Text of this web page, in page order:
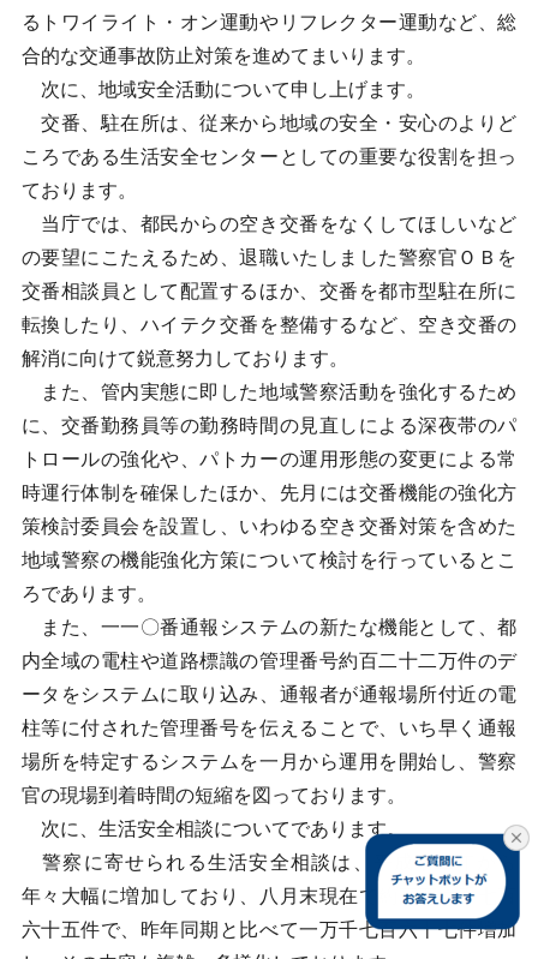
るトワイライト・オン運動やリフレクター運動など、総
合的な交通事故防止対策を進めてまいります。
次に、地域安全活動について申し上げます。
交番、駐在所は、従来から地域の安全・安心のよりど
ころである生活安全センターとしての重要な役割を担っ
ております。
当庁では、都民からの空き交番をなくしてほしいなど
の要望にこたえるため、退職いたしました警察官ＯＢを
交番相談員として配置するほか、交番を都市型駐在所に
転換したり、ハイテク交番を整備するなど、空き交番の
解消に向けて鋭意努力しております。
また、管内実態に即した地域警察活動を強化するため
に、交番勤務員等の勤務時間の見直しによる深夜帯のパ
トロールの強化や、パトカーの運用形態の変更による常
時運行体制を確保したほか、先月には交番機能の強化方
策検討委員会を設置し、いわゆる空き交番対策を含めた
地域警察の機能強化方策について検討を行っているとこ
ろであります。
また、一一〇番通報システムの新たな機能として、都
内全域の電柱や道路標識の管理番号約百二十二万件のデ
ータをシステムに取り込み、通報者が通報場所付近の電
柱等に付された管理番号を伝えることで、いち早く通報
場所を特定するシステムを一月から運用を開始し、警察
官の現場到着時間の短縮を図っております。
次に、生活安全相談についてであります。
警察に寄せられる生活安全相談は、平成十二年から
年々大幅に増加しており、八月末現在で約三万六千七百
六十五件で、昨年同期と比べて一万千七百六十七件増加